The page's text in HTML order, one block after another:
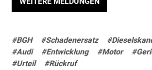
#BGH #Schadenersatz
#Audi
#Entwicklung #Motor
#Urteil
#Rückruf